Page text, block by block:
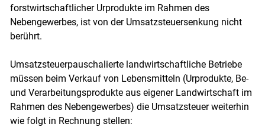
Skip to main content
forstwirtschaftlicher Urprodukte im Rahmen des
Nebengewerbes, ist von der Umsatzsteuersenkung nicht
berührt.
Umsatzsteuerpauschalierte landwirtschaftliche Betriebe
müssen beim Verkauf von Lebensmitteln (Urprodukte, Be-
und Verarbeitungsprodukte aus eigener Landwirtschaft im
Rahmen des Nebengewerbes) die Umsatzsteuer weiterhin
wie folgt in Rechnung stellen: